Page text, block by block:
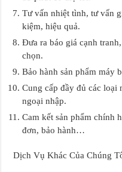
Tư vấn nhiệt tình, tư vấn
kiệm, hiệu quả.
Đưa ra báo giá cạnh
chọn.
Bảo hành sản phẩm máy
Cung cấp đầy đủ các
ngoại nhập.
Cam kết sản phẩm chính
đơn, bảo hành…
Dịch Vụ Khác Của Chúng